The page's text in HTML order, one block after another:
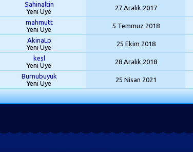
Sahinaltin
Yeni Üye
27 Aralık 2017
mahmutt
Yeni Üye
5 Temmuz 2018
AkinaLp
Yeni Üye
25 Ekim 2018
kesl
Yeni Üye
28 Aralık 2018
Burnubuyuk
Yeni Üye
25 Nisan 2021